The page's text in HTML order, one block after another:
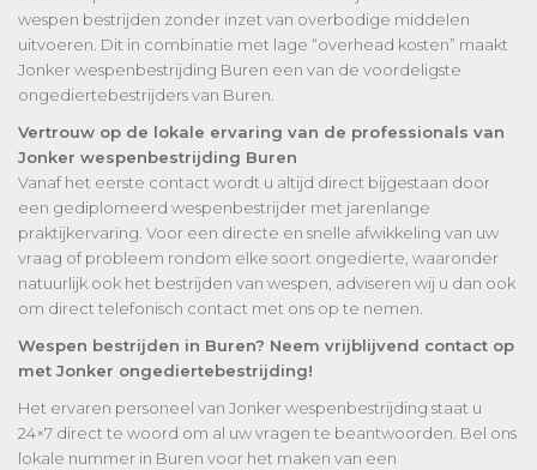
wespen bestrijden zonder inzet van overbodige middelen
uitvoeren. Dit in combinatie met lage “overhead kosten” maakt
Jonker wespenbestrijding Buren een van de voordeligste
ongediertebestrijders van Buren.
Vertrouw op de lokale ervaring van de professionals van
Jonker wespenbestrijding Buren
Vanaf het eerste contact wordt u altijd direct bijgestaan door
een gediplomeerd wespenbestrijder met jarenlange
praktijkervaring. Voor een directe en snelle afwikkeling van uw
vraag of probleem rondom elke soort ongedierte, waaronder
natuurlijk ook het bestrijden van wespen, adviseren wij u dan ook
om direct telefonisch contact met ons op te nemen.
Wespen bestrijden in Buren? Neem vrijblijvend contact op
met Jonker ongediertebestrijding!
Het ervaren personeel van Jonker wespenbestrijding staat u
24×7 direct te woord om al uw vragen te beantwoorden. Bel ons
lokale nummer in Buren voor het maken van een